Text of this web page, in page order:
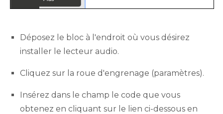
Déposez le bloc à l'endroit où vous désirez
installer le lecteur audio.
Cliquez sur la roue d'engrenage (paramètres).
Insérez dans le champ le code que vous
obtenez en cliquant sur le lien ci-dessous en